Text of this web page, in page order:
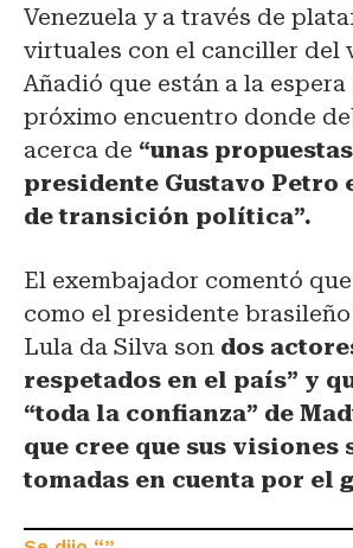
Venezuela y a través de
virtuales con el canciller del
Añadió que están a la espera
próximo encuentro donde
acerca de “unas
presidente Gustavo Petro
de transición política”.
El exembajador comentó
como el presidente
Lula da Silva son dos
respetados en el país” y
“toda la confianza” de
que cree que sus visiones
tomadas en cuenta por el